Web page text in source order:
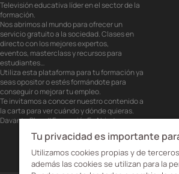
Televisión educativa líder en el sector de la
formación.
Nos abrimos al mundo para ofrecer un
servicio gratuito a la sociedad. Clases en
directo con los mejores expertos,
eventos, masterclass y recursos para
estudiantes…
Utiliza esta plataforma para tu formación ya
seas opositor o estés formándote para
conseguir o mejorar tu empleo.
Te invitamos a conocer nuestro contenido a
la carta para ver cuándo y dónde quieras.
Davante Play. #FormaciónEnAbierto
Tu privacidad es importante
Utilizamos cookies propias y de
además las cookies se utilizan para la